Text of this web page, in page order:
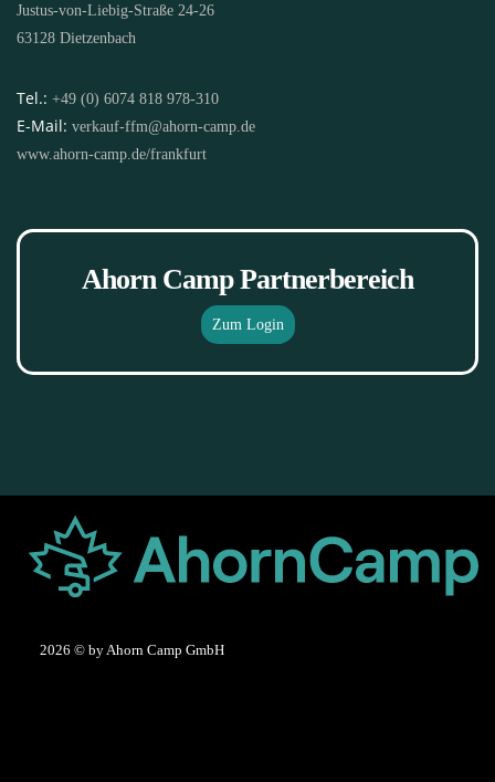
Justus-von-Liebig-Straße 24-26
63128 Dietzenbach
Tel.: +49 (0) 6074 818 978-310
E-Mail: verkauf-ffm@ahorn-camp.de
www.ahorn-camp.de/frankfurt
Ahorn Camp Partnerbereich
Zum Login
2026 © by Ahorn Camp GmbH